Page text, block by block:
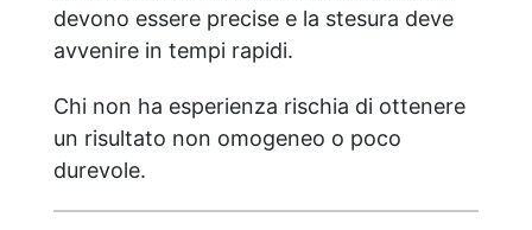
devono essere precise e la stesura deve
avvenire in tempi rapidi.
Chi non ha esperienza rischia di ottenere
un risultato non omogeneo o poco
durevole.